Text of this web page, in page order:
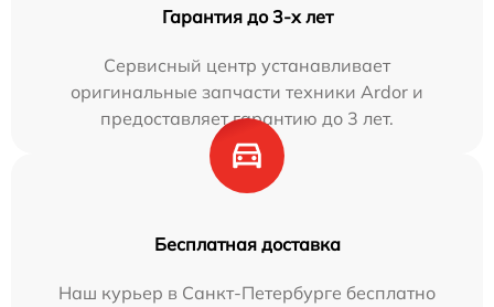
Гарантия до 3-х лет
Сервисный центр устанавливает
оригинальные запчасти техники Ardor и
предоставляет гарантию до 3 лет.
Бесплатная доставка
Наш курьер в Санкт-Петербурге бесплатно